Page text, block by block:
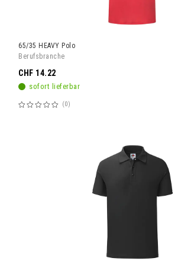
65/35 HEAVY Polo
Berufsbranche
sofort lieferbar
Bewertung:
0
CHF 14.22